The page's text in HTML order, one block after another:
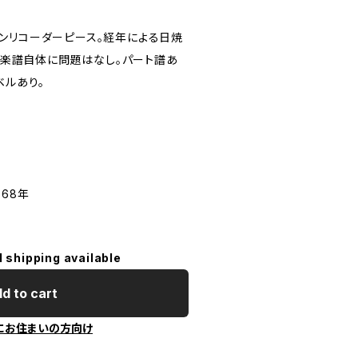
コーダーピース。経年による日焼
楽譜自体に問題はなし。パート譜あ
あり。
年
shipping available
to cart
お住まいの方向け